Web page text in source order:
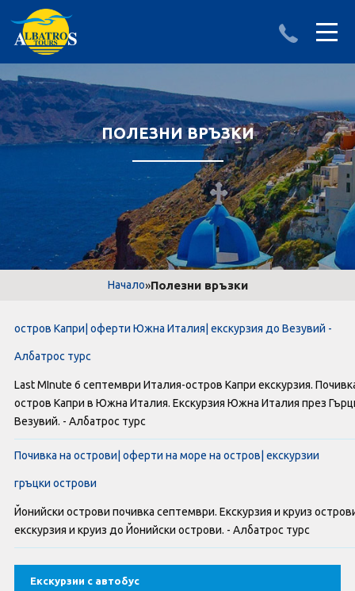
ДЕСТИНАЦИИ
АЛБАНИЯ
ТУРЦИЯ
LAST MINUTE оферти
Оферти За Нова Година
Септемврийски Празници
Автобусни Екскурзии
Албатрос Турс
Документи
ИЗПРАТИ ЗАПИТВАНЕ
ПОЛЕЗНИ ВРЪЗКИ
Начало»Полезни връзки
Екскурзии с автобус
остров Капри| оферти Южна Италия| екскурзия до Везувий -
Албатрос турс
Last MInute 6 септември Италия-остров Капри екскурзия.
остров Капри в Южна Италия. Екскурзия Южна Италия през
Везувий. - Албатрос турс
Почивка на острови| оферти на море на остров| екскурзии
гръцки острови
Йонийски острови почивка септември. Екскурзия и круиз
екскурзия и круиз до Йонийски острови. - Албатрос турс